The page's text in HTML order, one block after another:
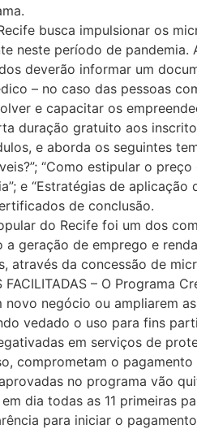
busca impulsionar os
neste período de
deverão informar um
– no caso das pessoas
e capacitar os
duração gratuito aos
e aborda os seguintes
“Como estipular o
e “Estratégias de
de conclusão.
do Recife foi um dos
a geração de emprego e
através da concessão de
FACILITADAS – O
novo negócio ou ampliarem
vedado o uso para fins
em serviços de
comprometam o
no programa vão
dia todas as 11 primeiras
para iniciar o